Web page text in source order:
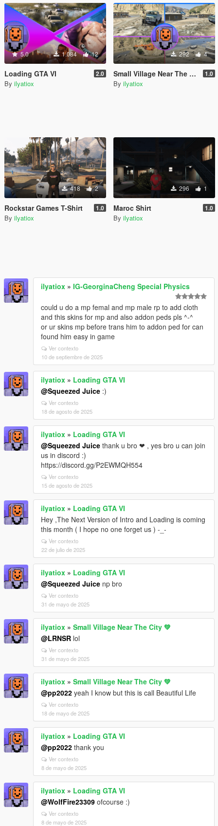
5.0 1.084 12
Loading GTA VI 2.0
By ilyatiox
292 4
Small Village Near The City 💚 1.0
By ilyatiox
418 2
Rockstar Games T-Shirt 1.0
By ilyatiox
296 1
Maroc Shirt 1.0
By ilyatiox
ilyatiox » IG-GeorginaCheng Special Physics
could u do a mp femal and mp male rp to add cloth
and this skins for mp and also addon peds pls ^-^
or ur skins mp before trans him to addon ped for can
found him easy in game
Ver contexto
10 de septiembre de 2025
ilyatiox » Loading GTA VI
@Squeezed Juice :)
Ver contexto
18 de agosto de 2025
ilyatiox » Loading GTA VI
@Squeezed Juice thank u bro ❤ , yes bro u can join
us in discord :)
https://discord.gg/P2EWMQH554
Ver contexto
15 de agosto de 2025
ilyatiox » Loading GTA VI
Hey ,The Next Version of Intro and Loading is coming
this month ( I hope no one forget us ) -_-
Ver contexto
22 de julio de 2025
ilyatiox » Loading GTA VI
@Squeezed Juice np bro
Ver contexto
31 de mayo de 2025
ilyatiox » Small Village Near The City 💚
@LRNSR lol
Ver contexto
31 de mayo de 2025
ilyatiox » Small Village Near The City 💚
@pp2022 yeah I know but this is call Beautiful Life
Ver contexto
18 de mayo de 2025
ilyatiox » Loading GTA VI
@pp2022 thank you
Ver contexto
8 de mayo de 2025
ilyatiox » Loading GTA VI
@WolfFire23309 ofcourse :)
Ver contexto
8 de mayo de 2025